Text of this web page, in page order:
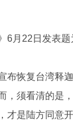
6月22日发表
布恢复台湾释
，须看清的是
才是陆方同意